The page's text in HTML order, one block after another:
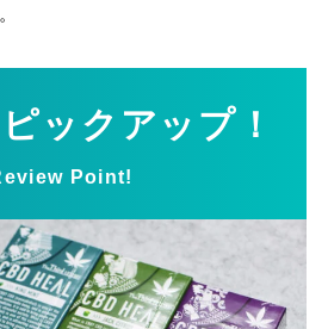
ックアップ！
Point!